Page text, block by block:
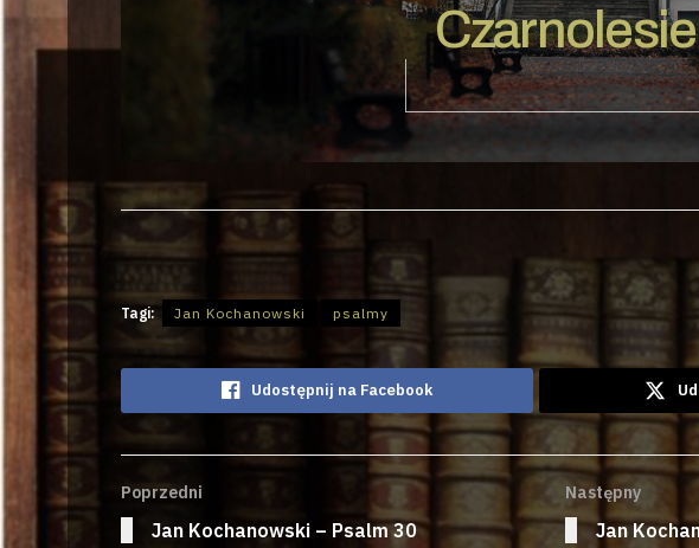
Czarnolesie
Tagi: Jan Kochanowski psalmy
Udostępnij na Facebook
Poprzedni
Jan Kochanowski – Psalm 30
Następny
Jan